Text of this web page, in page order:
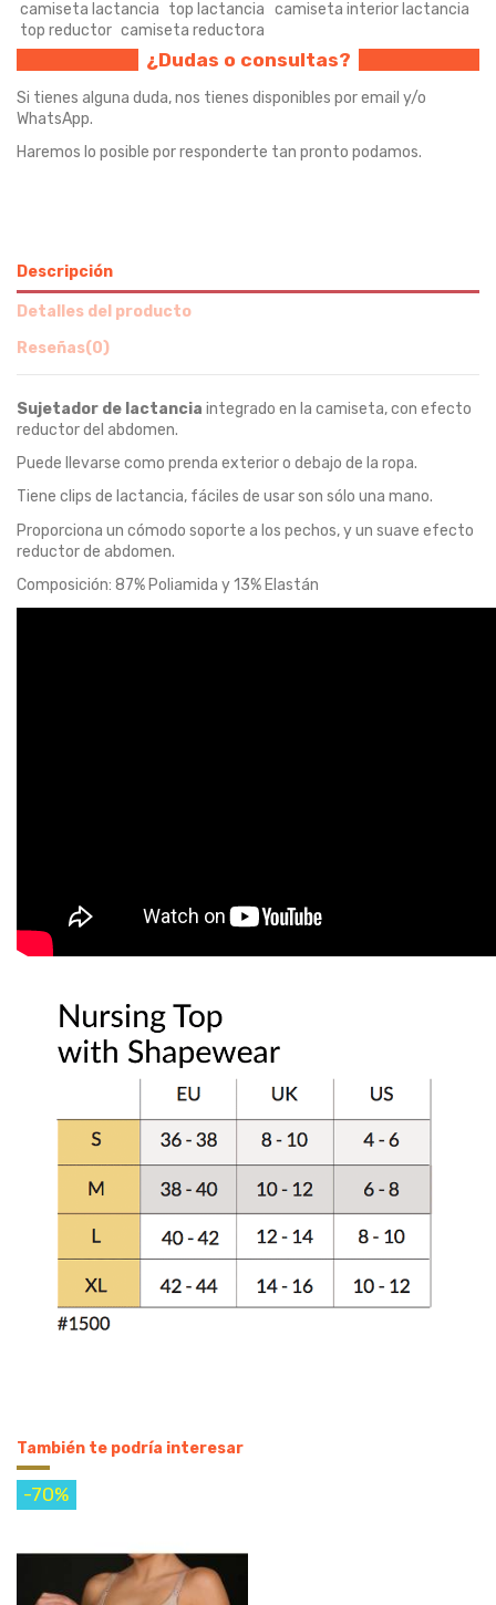
camiseta lactancia top lactancia camiseta interior lactancia
top reductor camiseta reductora
¿Dudas o consultas?
Si tienes alguna duda, nos tienes disponibles por email y/o
WhatsApp.
Haremos lo posible por responderte tan pronto podamos.
Descripción
Detalles del producto
Reseñas(0)
Sujetador de lactancia integrado en la camiseta, con efecto
reductor del abdomen.
Puede llevarse como prenda exterior o debajo de la ropa.
Tiene clips de lactancia, fáciles de usar son sólo una mano.
Proporciona un cómodo soporte a los pechos, y un suave efecto
reductor de abdomen.
Composición: 87% Poliamida y 13% Elastán
También te podría interesar
-70%